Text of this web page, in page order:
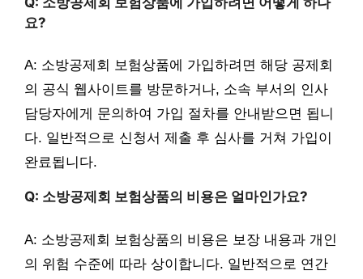
요?
A: 소방공제회 보험상품에 가입하려면 해당 공제회
의 공식 웹사이트를 방문하거나, 소속 부서의 인사
담당자에게 문의하여 가입 절차를 안내받으면 됩니
다. 일반적으로 신청서 제출 후 심사를 거쳐 가입이
완료됩니다.
Q: 소방공제회 보험상품의 비용은 얼마인가요?
A: 소방공제회 보험상품의 비용은 보장 내용과 개인
의 위험 수준에 따라 상이합니다. 일반적으로 연간